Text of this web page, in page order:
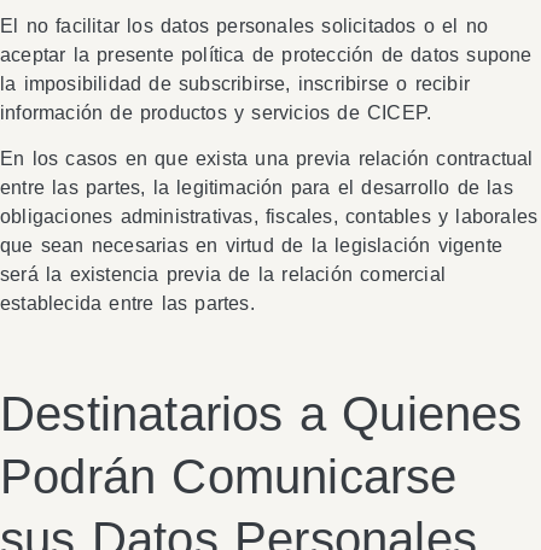
El no facilitar los datos personales solicitados o el no
aceptar la presente política de protección de datos supone
la imposibilidad de subscribirse, inscribirse o recibir
información de productos y servicios de CICEP.
En los casos en que exista una previa relación contractual
entre las partes, la legitimación para el desarrollo de las
obligaciones administrativas, fiscales, contables y laborales
que sean necesarias en virtud de la legislación vigente
será la existencia previa de la relación comercial
establecida entre las partes.
Destinatarios a Quienes
Podrán Comunicarse